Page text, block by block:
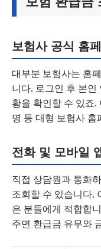
보험사 공식 홈
대부분 보험사는 홈
니다. 로그인 후 본인
황을 확인할 수 있죠.
명 등 대형 보험사
전화 및 모바일
직접 상담원과 통화
조회할 수 있습니다.
은 분들에게 적합합
주면 환급금 유무와